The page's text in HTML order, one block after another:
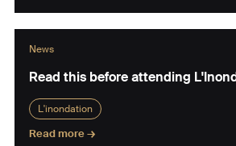
News
Read this before attending
L'inondation
Read more →